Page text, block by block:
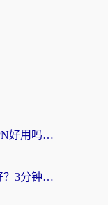
海外党选回国加速器：MalusVPN好用吗？和快帆VPN哪个好？附真实对比与避坑指南
海外党必看：迅游和雷霆哪个好？3分钟教你选对回国加速器，无缝刷国内剧玩手游